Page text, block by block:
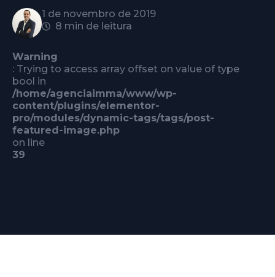
1 de novembro de 2019
8 min de leitura
Warning
: Trying to access array offset on value of type
bool in
/home/agenciaimma/www/wp-
content/plugins/elementor-
pro/modules/dynamic-tags/tags/post-
featured-image.php
on line
39